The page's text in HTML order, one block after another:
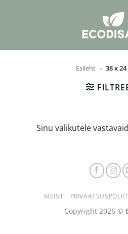
Esileht » 38 x
Sinu valikutele
MEIST
Copyright 2026 ©